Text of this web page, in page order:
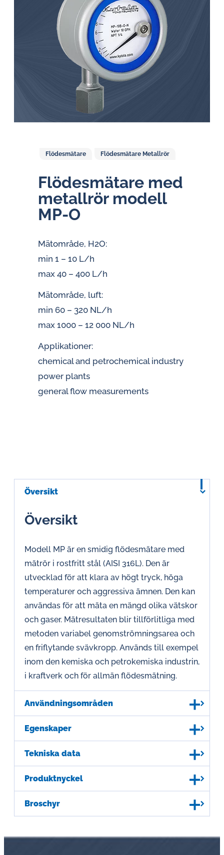
Flödesmätare Flödesmätare Metallrör
Flö­des­mä­ta­re med
metallrör modell
MP-O
Mätområde, H2O:
min 1 – 10 L/h
max 40 – 400 L/h
Mätområde, luft:
min 60 – 320 NL/h
max 1000 – 12 000 NL/h
Applikationer:
chemical and petrochemical industry
power plants
general flow measurements
Översikt
Översikt
Modell MP är en smidig flödesmätare med
mätrör i rostfritt stål (AISI 316L). Den är
utvecklad för att klara av högt tryck, höga
temperaturer och aggressiva ämnen. Den kan
användas för att mäta en mängd olika vätskor
och gaser. Mätresultaten blir tillförlitliga med
metoden variabel genomströmningsarea och
en friflytande svävkropp. Används till exempel
inom den kemiska och petrokemiska industrin,
i kraftverk och för allmän flödesmätning.
Användningsområden
Egenskaper
Tekniska data
Produktnyckel
Broschyr